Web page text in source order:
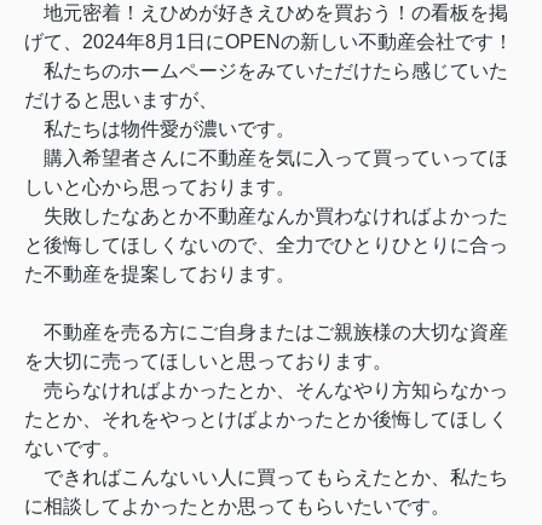
地元密着！えひめが好きえひめを買おう！の看板を掲
げて、2024年8月1日にOPENの新しい不動産会社です！
私たちのホームページをみていただけたら感じていた
だけると思いますが、
私たちは物件愛が濃いです。
購入希望者さんに不動産を気に入って買っていってほ
しいと心から思っております。
失敗したなあとか不動産なんか買わなければよかった
と後悔してほしくないので、全力でひとりひとりに合っ
た不動産を提案しております。
不動産を売る方にご自身またはご親族様の大切な資産
を大切に売ってほしいと思っております。
売らなければよかったとか、そんなやり方知らなかっ
たとか、それをやっとけばよかったとか後悔してほしく
ないです。
できればこんないい人に買ってもらえたとか、私たち
に相談してよかったとか思ってもらいたいです。